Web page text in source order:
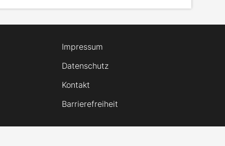
Impressum
Datenschutz
Kontakt
Barrierefreiheit